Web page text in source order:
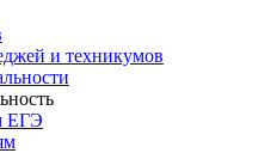
и техникумов
ЕГЭ